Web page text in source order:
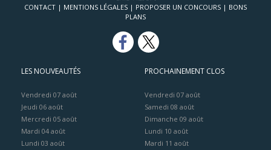
CONTACT | MENTIONS LÉGALES | PROPOSER UN CONCOURS | BONS
PLANS
LES NOUVEAUTÉS
Vendredi 07 août
Jeudi 06 août
Mercredi 05 août
Mardi 04 août
Lundi 03 août
PROCHAINEMENT CLOS
Vendredi 07 août
Samedi 08 août
Dimanche 09 août
Lundi 10 août
Mardi 11 août